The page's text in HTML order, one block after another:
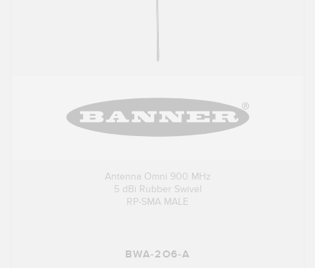
Antenna Omni 900 MHz
5 dBi Rubber Swivel
RP-SMA MALE
BWA-2O6-A